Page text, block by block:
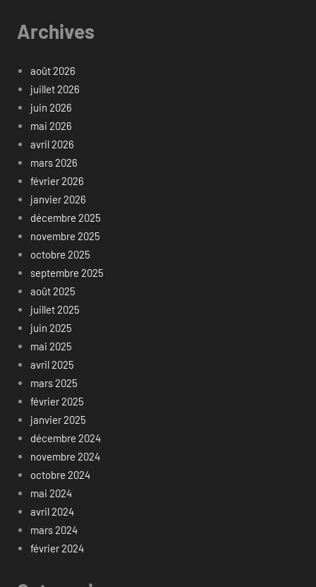
Archives
août 2026
juillet 2026
juin 2026
mai 2026
avril 2026
mars 2026
février 2026
janvier 2026
décembre 2025
novembre 2025
octobre 2025
septembre 2025
août 2025
juillet 2025
juin 2025
mai 2025
avril 2025
mars 2025
février 2025
janvier 2025
décembre 2024
novembre 2024
octobre 2024
mai 2024
avril 2024
mars 2024
février 2024